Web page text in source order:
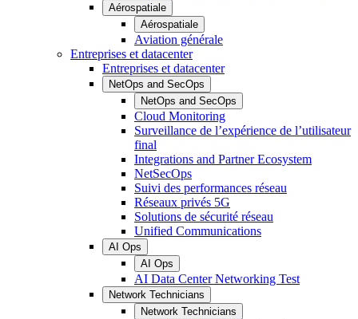
Aérospatiale
Aérospatiale
Aviation générale
Entreprises et datacenter
Entreprises et datacenter
NetOps and SecOps
NetOps and SecOps
Cloud Monitoring
Surveillance de l’expérience de l’utilisateur
final
Integrations and Partner Ecosystem
NetSecOps
Suivi des performances réseau
Réseaux privés 5G
Solutions de sécurité réseau
Unified Communications
AI Ops
AI Ops
AI Data Center Networking Test
Network Technicians
Network Technicians